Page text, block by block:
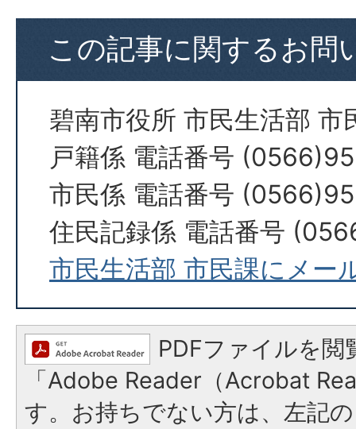
この記事に関するお問
碧南市役所 市民生活部 市
戸籍係 電話番号
市民係 電話番号
住民記録係 電話番号
市民生活部 市民課にメー
PDFファイルを閲
「Adobe Reader（Acrobat
す。お持ちでない方は、左記